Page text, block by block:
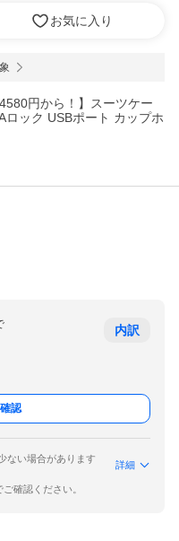
お気に入り
円から！】スーツケー
ロック USBポート カップホ
内訳
認
ない場合があります
詳細
確認ください。